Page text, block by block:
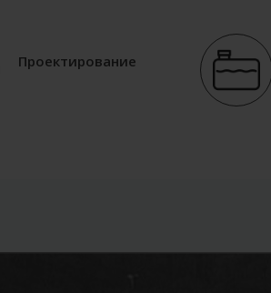
Проектирование